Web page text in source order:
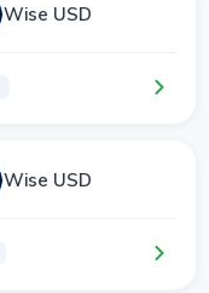
Wise USD
Wise USD